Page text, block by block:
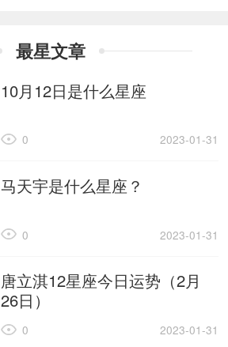
最星文章
10月12日是什么星座
2023-01-31
0
马天宇是什么星座？
2023-01-31
0
唐立淇12星座今日运势（2月
26日）
2023-01-31
0